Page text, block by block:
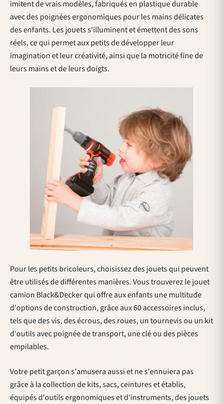
imitent de vrais modèles, fabriqués en plastique durable
avec des poignées ergonomiques pour les mains délicates
des enfants. Les jouets s'illuminent et émettent des sons
réels, ce qui permet aux petits de développer leur
imagination et leur créativité, ainsi que la motricité fine de
leurs mains et de leurs doigts.
Pour les petits bricoleurs, choisissez des jouets qui peuvent
être utilisés de différentes manières. Vous trouverez le jouet
camion Black&Decker qui offre aux enfants une multitude
d'options de construction, grâce aux 60 accessoires inclus,
tels que des vis, des écrous, des roues, un tournevis ou un kit
d'outils avec poignée de transport, une clé ou des pièces
empilables.
Votre petit garçon s'amusera aussi et ne s'ennuiera pas
grâce à la collection de kits, sacs, ceintures et établis,
équipés d'outils ergonomiques et d'instruments, des jouets